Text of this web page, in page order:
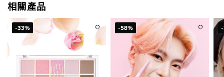
相關產品
-33% -58%